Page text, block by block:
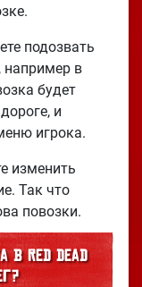
подозвать
например в
будет
и
игрока.
изменить
Так что
повозки.
Red Dead